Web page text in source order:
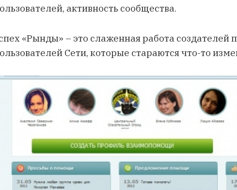
активность сообщества.
«Рынды» – это слаженная работа создателей
Сети, которые стараются что-то